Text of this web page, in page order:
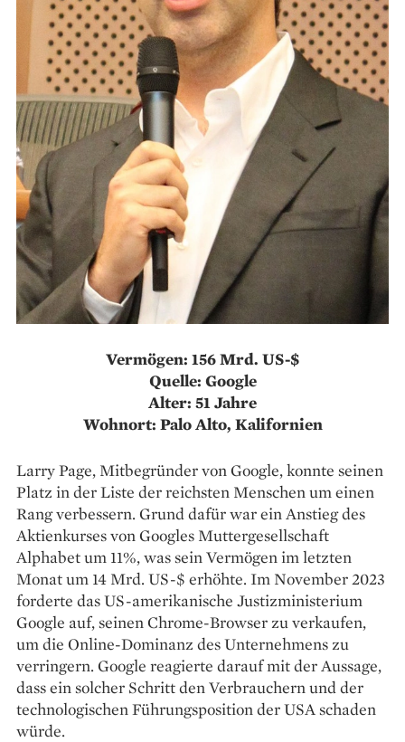
Vermögen: 156 Mrd. US-$
Quelle: Google
Alter: 51 Jahre
Wohnort: Palo Alto, Kalifornien
Larry Page, Mitbegründer von Google, konnte seinen
Platz in der Liste der reichsten Menschen um einen
Rang verbessern. Grund dafür war ein Anstieg des
Aktienkurses von Googles Muttergesellschaft
Alphabet um 11%, was sein Vermögen im letzten
Monat um 14 Mrd. US-$ erhöhte. Im November 2023
forderte das US-amerikanische Justizministerium
Google auf, seinen Chrome-Browser zu verkaufen,
um die Online-Dominanz des Unternehmens zu
verringern. Google reagierte darauf mit der Aussage,
dass ein solcher Schritt den Verbrauchern und der
technologischen Führungsposition der USA schaden
würde.